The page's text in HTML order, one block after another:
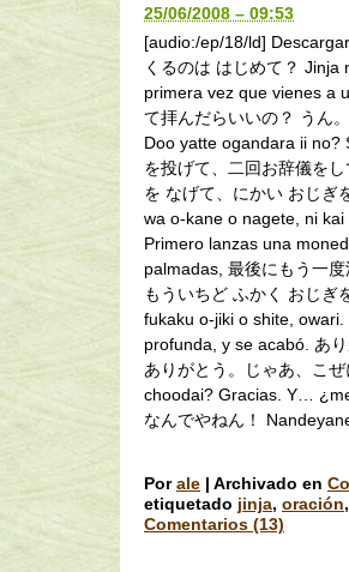
25/06/2008 – 09:53
[audio:/ep/18/ld]
くるのは はじめて？
primera vez que vienes a
て拝んだらいいの？ うん
Doo yatte ogandara ii
を投げて、二回お辞儀を
を なげて、にかい おじぎ
wa o-kane o nagete, ni
Primero lanzas una
palmadas, 最後にもう一
もういちど ふかく おじぎ
fukaku o-jiki o shite,
profunda, y se acabó. あ
ありがとう。じゃあ、こ
choodai? Gracias. Y…
なんでやねん！
Por ale | Archivado en
etiquetado jinja, oración,
Comentarios (13)